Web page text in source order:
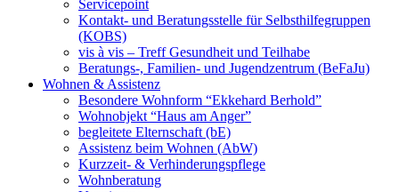
Servicepoint
Kontakt- und Beratungsstelle für Selbsthilfegruppen
(KOBS)
vis à vis – Treff Gesundheit und Teilhabe
Beratungs-, Familien- und Jugendzentrum (BeFaJu)
Wohnen & Assistenz
Besondere Wohnform “Ekkehard Berhold”
Wohnobjekt “Haus am Anger”
begleitete Elternschaft (bE)
Assistenz beim Wohnen (AbW)
Kurzzeit- & Verhinderungspflege
Wohnberatung